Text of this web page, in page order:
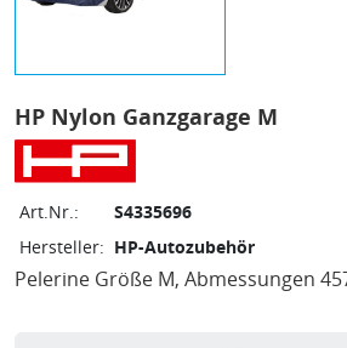
HP Nylon Ganzgarage M
Art.Nr.:
S4335696
Hersteller: HP-Autozubehör
Pelerine Größe M, Abmessungen